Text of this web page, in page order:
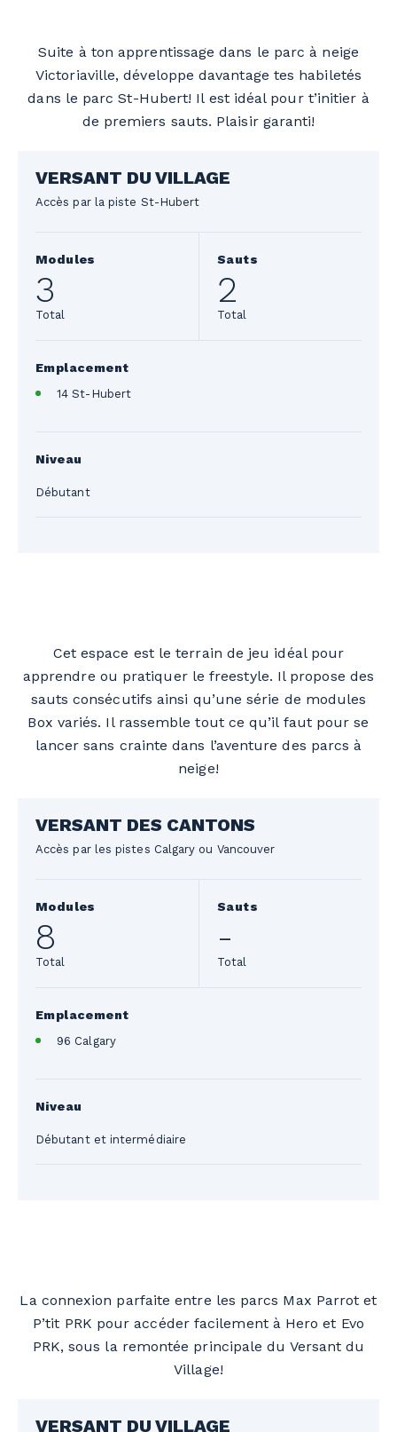
Suite à ton apprentissage dans le parc à neige
Victoriaville, développe davantage tes habiletés
dans le parc St-Hubert! Il est idéal pour t’initier à
de premiers sauts. Plaisir garanti!
VERSANT DU VILLAGE
Accès par la piste St-Hubert
Modules
3
Total
Sauts
2
Total
Emplacement
14 St-Hubert
Niveau
Débutant
Cet espace est le terrain de jeu idéal pour
apprendre ou pratiquer lefreestyle. Il propose des
sauts consécutifs ainsi qu’une série de modules
Box variés. Il rassemble tout ce qu’il faut pour se
lancer sans crainte dans l’aventure des parcs à
neige!
VERSANT DES CANTONS
Accès par les pistes Calgary ou Vancouver
Modules
8
Total
Sauts
-
Total
Emplacement
96 Calgary
Niveau
Débutant et intermédiaire
La connexion parfaite entre les parcs Max Parrot et
P’tit PRK pour accéder facilement à Hero et Evo
PRK, sous la remontée principale du Versant du
Village!
VERSANT DU VILLAGE